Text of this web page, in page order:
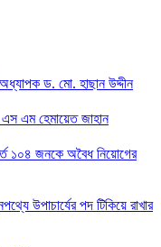
অধ্যাপক ড. মো. হাছান উদ্দীন
এম হেমায়েত জাহান
১০৪ জনকে অবৈধ নিয়োগের
উপাচার্যের পদ টিকিয়ে রাখার